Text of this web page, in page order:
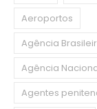
Aeroportos
Agência
Agência
Agentes